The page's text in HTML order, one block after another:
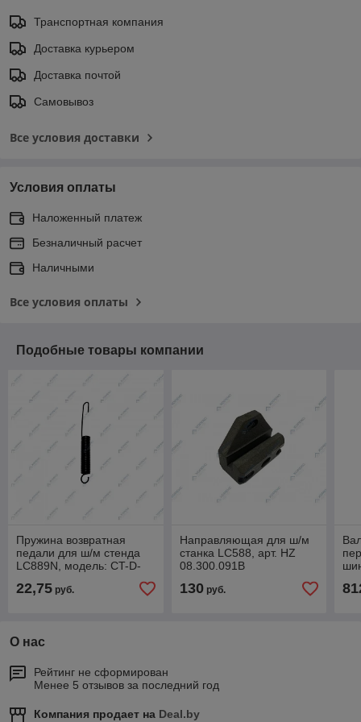
Транспортная компания
Доставка курьером
Доставка почтой
Самовывоз
Все условия доставки
Условия оплаты
Наложенный платеж
Безналичный расчет
Наличными
Все условия оплаты
Подобные товары компании
Пружина возвратная
педали для ш/м стенда
LC889N, модель: CT-D-
08.300.100B
22,75 руб.
Направляющая для ш/м
станка LC588, арт. HZ
08.300.091B
130руб.
О нас
Рейтинг не сформирован
Менее 5 отзывов за последний год
Компания продает на Deal.by